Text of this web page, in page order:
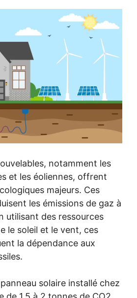
notamment les
et les éoliennes, offrent
majeurs. Ces
les émissions de gaz à
utilisant des ressources
le soleil et le vent, ces
la dépendance aux
solaire installé chez